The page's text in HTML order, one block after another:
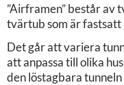
”Airframen” består av
tvärtub som är fastsatt
Det går att variera
att anpassa till olika
den löstagbara